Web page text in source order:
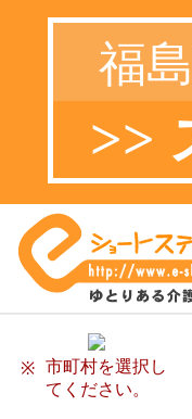
福
>>
※
市町村を選択し
てください。